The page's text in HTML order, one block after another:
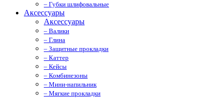
– Губки шлифовальные
Аксессуары
Аксессуары
– Валики
– Глина
– Защитные прокладки
– Каттер
– Кейсы
– Комбинезоны
– Мини-напильник
– Мягкие прокладки